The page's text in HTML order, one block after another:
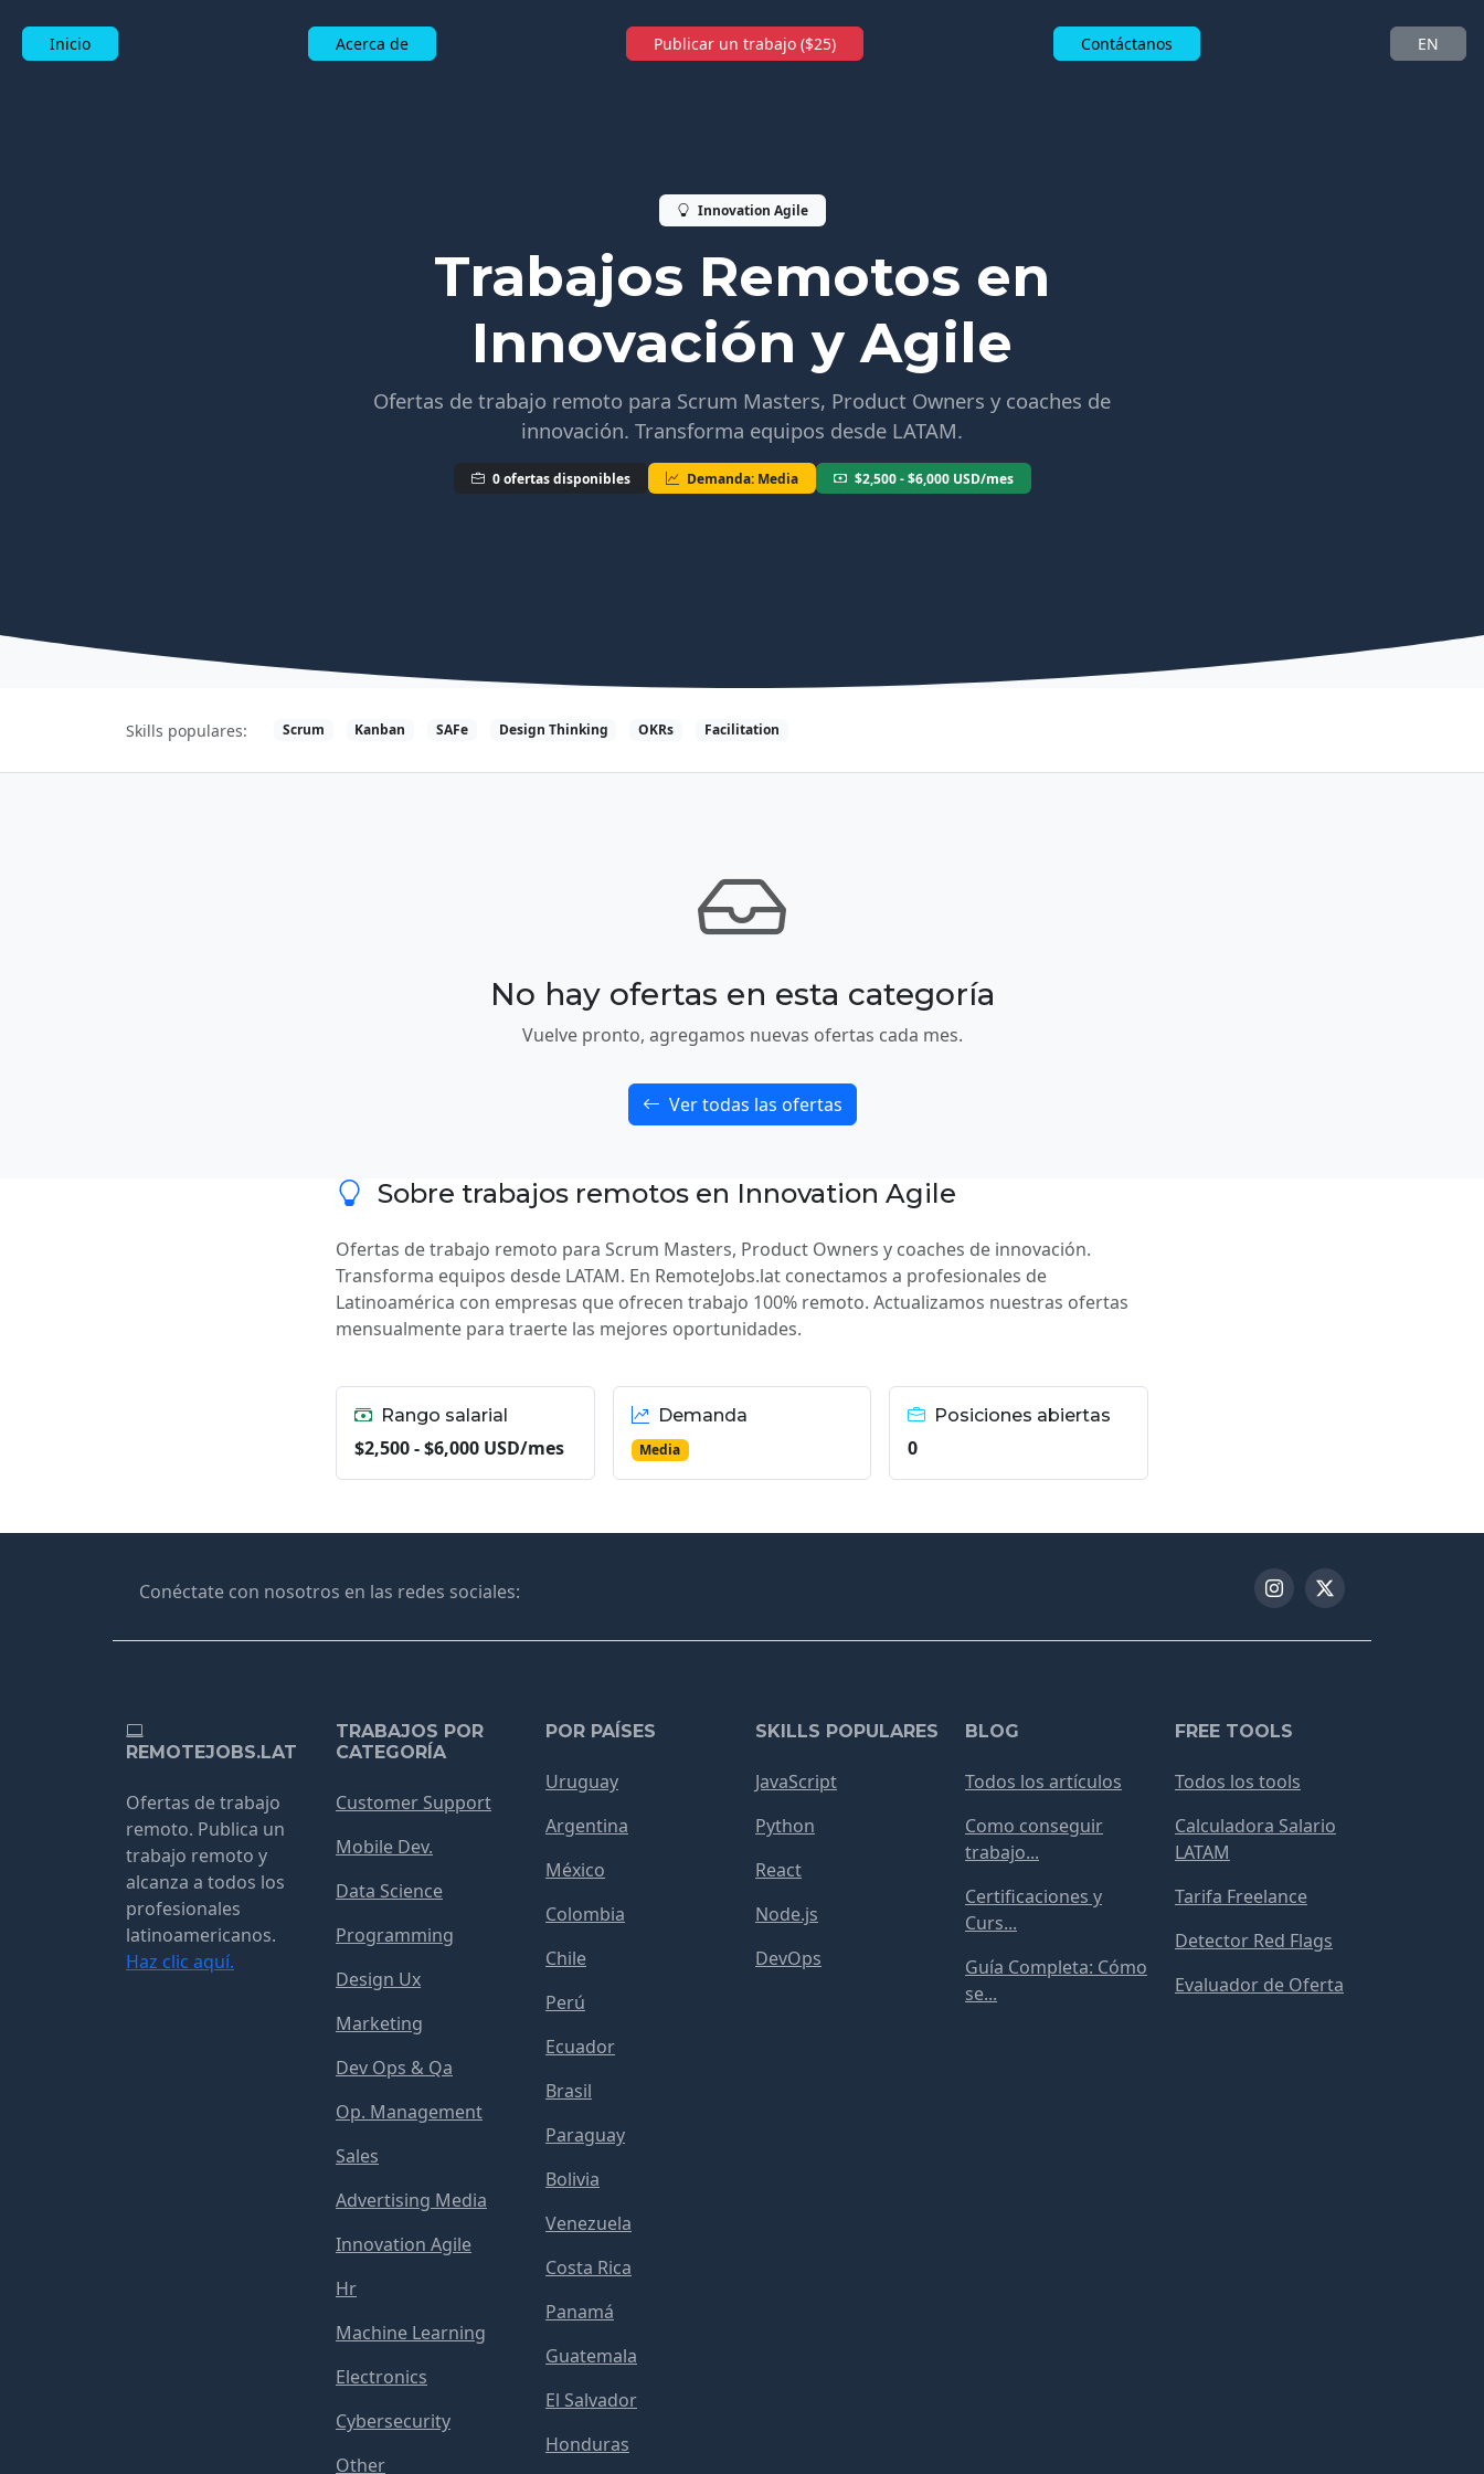
Inicio Acerca de Publicar un trabajo ($25) Contáctanos EN
Innovation Agile
Trabajos Remotos en
Innovación y Agile
Ofertas de trabajo remoto para Scrum Masters, Product Owners y coaches de
innovación. Transforma equipos desde LATAM.
0 ofertas disponibles Demanda: Media $2,500 - $6,000 USD/mes
Skills populares: Scrum Kanban SAFe Design Thinking OKRs Facilitation
No hay ofertas en esta categoría
Vuelve pronto, agregamos nuevas ofertas cada mes.
Ver todas las ofertas
Sobre trabajos remotos en Innovation Agile
Ofertas de trabajo remoto para Scrum Masters, Product Owners y coaches de innovación.
Transforma equipos desde LATAM. En RemoteJobs.lat conectamos a profesionales de
Latinoamérica con empresas que ofrecen trabajo 100% remoto. Actualizamos nuestras ofertas
mensualmente para traerte las mejores oportunidades.
Rango salarial
$2,500 - $6,000 USD/mes
Demanda
Media
Posiciones abiertas
0
Conéctate con nosotros en las redes sociales:
REMOTEJOBS.LAT
Ofertas de trabajo
remoto. Publica un
trabajo remoto y
alcanza a todos los
profesionales
latinoamericanos.
Haz clic aquí.
TRABAJOS POR
CATEGORÍA
Customer Support
Mobile Dev.
Data Science
Programming
Design Ux
Marketing
Dev Ops & Qa
Op. Management
Sales
Advertising Media
Innovation Agile
Hr
Machine Learning
Electronics
Cybersecurity
Other
POR PAÍSES
Uruguay
Argentina
México
Colombia
Chile
Perú
Ecuador
Brasil
Paraguay
Bolivia
Venezuela
Costa Rica
Panamá
Guatemala
El Salvador
Honduras
SKILLS POPULARES
JavaScript
Python
React
Node.js
DevOps
BLOG
Todos los artículos
Como conseguir
trabajo...
Certificaciones y
Curs...
Guía Completa: Cómo
se...
FREE TOOLS
Todos los tools
Calculadora Salario
LATAM
Tarifa Freelance
Detector Red Flags
Evaluador de Oferta